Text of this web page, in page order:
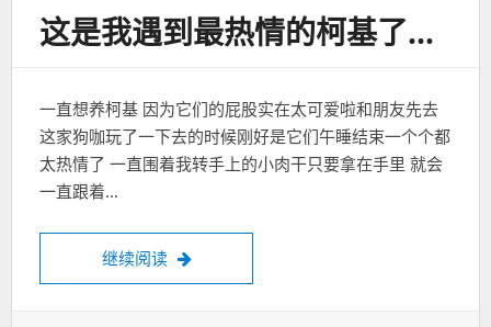
这是我遇到最热情的柯基了…
一直想养柯基 因为它们的屁股实在太可爱啦和朋友先去
这家狗咖玩了一下去的时候刚好是它们午睡结束一个个都
太热情了 一直围着我转手上的小肉干只要拿在手里 就会
一直跟着…
继续阅读 这是我遇到最热情的柯基了…